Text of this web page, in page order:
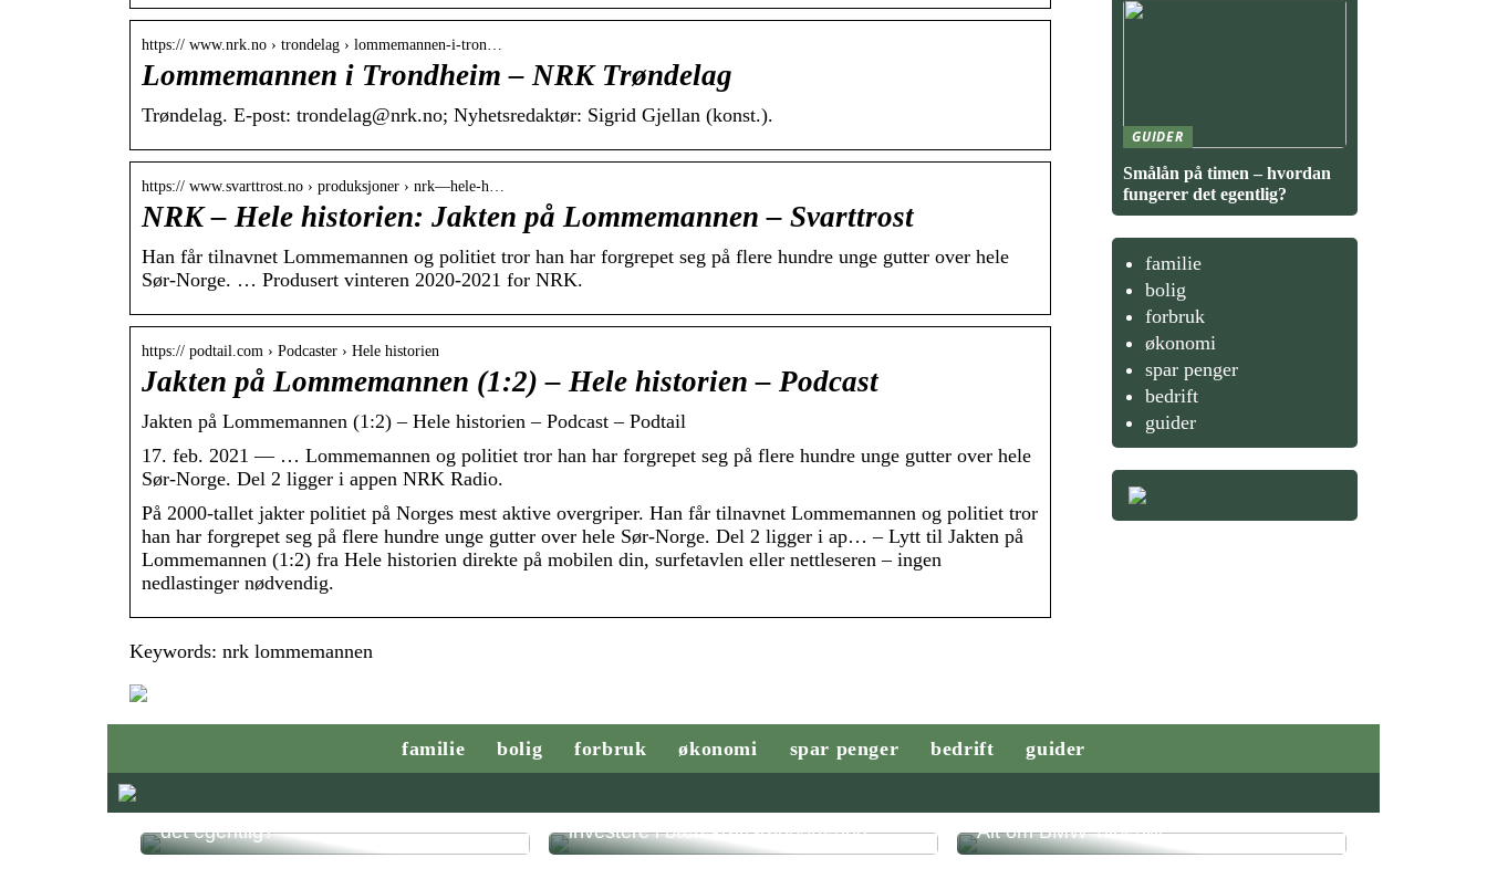
https:// www.nrk.no › trondelag › lommemannen-i-tron…
Lommemannen i Trondheim – NRK Trøndelag
Trøndelag. E-post: trondelag@nrk.no; Nyhetsredaktør: Sigrid Gjellan (konst.).
https:// www.svarttrost.no › produksjoner › nrk—hele-h…
NRK – Hele historien: Jakten på Lommemannen – Svarttrost
Han får tilnavnet Lommemannen og politiet tror han har forgrepet seg på flere hundre unge gutter over hele
Sør-Norge. … Produsert vinteren 2020-2021 for NRK.
https:// podtail.com › Podcaster › Hele historien
Jakten på Lommemannen (1:2) – Hele historien – Podcast
Jakten på Lommemannen (1:2) – Hele historien – Podcast – Podtail
17. feb. 2021 — … Lommemannen og politiet tror han har forgrepet seg på flere hundre unge gutter over hele
Sør-Norge. Del 2 ligger i appen NRK Radio.
På 2000-tallet jakter politiet på Norges mest aktive overgriper. Han får tilnavnet Lommemannen og politiet tror
han har forgrepet seg på flere hundre unge gutter over hele Sør-Norge. Del 2 ligger i ap… – Lytt til Jakten på
Lommemannen (1:2) fra Hele historien direkte på mobilen din, surfetavlen eller nettleseren – ingen
nedlastinger nødvendig.
Keywords: nrk lommemannen
GUIDER
Smålån på timen – hvordan
fungerer det egentlig?
familie
bolig
forbruk
økonomi
spar penger
bedrift
guider
familie bolig forbruk økonomi spar penger bedrift guider
Smålån på timen – hvordan fungerer
det egentlig?
Derfor bør norske virksomheter
investere i bærekraftsrapportering
Alt om BMW Tilbehør